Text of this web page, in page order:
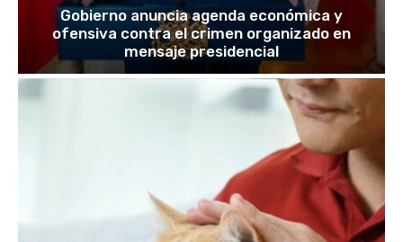
Gobierno anuncia agenda económica y
ofensiva contra el crimen organizado en
mensaje presidencial